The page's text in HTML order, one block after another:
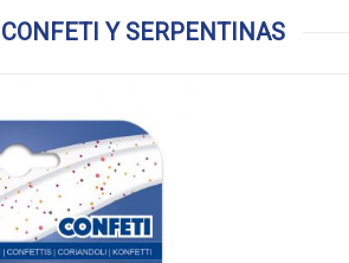
Y SERPENTINAS